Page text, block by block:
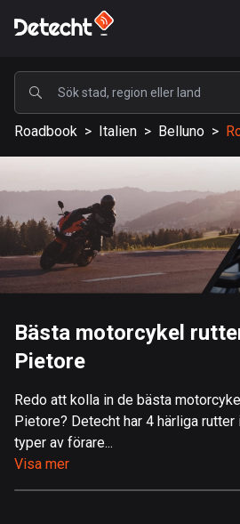
POPULÄRA
USA
587389 rutter
Sverige
203334 rutter
Storbritannien
115208 rutter
Afghanistan
Åland
517 rutter
Roadbook > Italien > Belluno >
Bästa motorcykel
Pietore
Redo att kolla in de bästa
Pietore? Detecht har 4 härliga
typer av förare...
Visa mer